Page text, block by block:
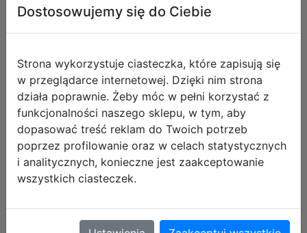
DO KOSZYKA
Dostosowujemy się do Ciebie
Strona wykorzystuje ciasteczka, które zapisują się
w przeglądarce internetowej. Dzięki nim strona
działa poprawnie. Żeby móc w pełni korzystać z
funkcjonalności naszego sklepu, w tym, aby
dopasować treść reklam do Twoich potrzeb
poprzez profilowanie oraz w celach statystycznych
i analitycznych, konieczne jest zaakceptowanie
wszystkich ciasteczek.